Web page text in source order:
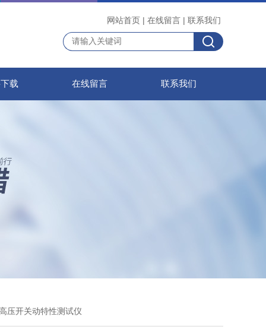
网站首页 | 在线留言 | 联系我们
载 在线留言 联系我们
压开关动特性测试仪